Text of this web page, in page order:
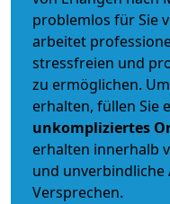
problemlos für Sie
arbeitet
stressfreien und
zu ermöglichen.
erhalten, füllen Sie
unkompliziertes
erhalten innerhalb
und unverbindliche
Versprechen.